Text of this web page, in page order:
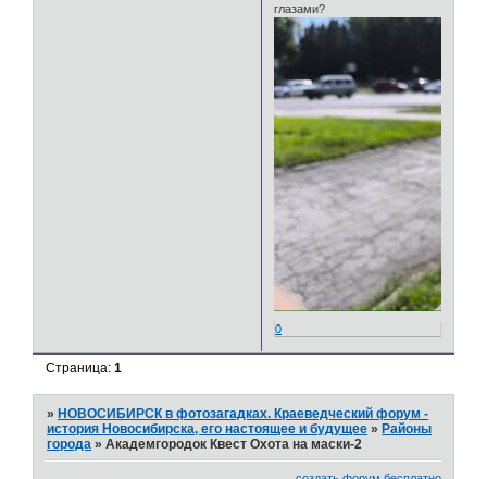
глазами?
0
Страница:1
»НОВОСИБИРСК в фотозагадках. Краеведческий форум -
история Новосибирска, его настоящее и будущее »Районы
города »Академгородок Квест Охота на маски-2